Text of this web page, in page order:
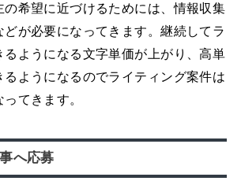
の希望に近づけるためには、情報収集
どが必要になってきます。継続してラ
るようになる文字単価が上がり、高単
るようになるのでライティング案件は
てきます。
へ応募